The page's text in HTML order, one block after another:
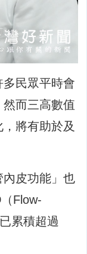
民眾平時會
而三高數值
，將有助於及
皮功能」也
Flow-
累積超過